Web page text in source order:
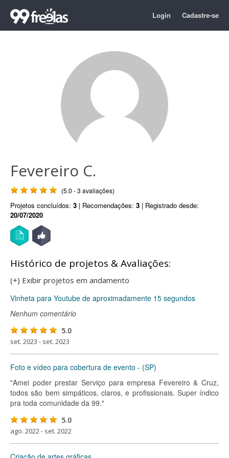
Login Cadastre-se
Fevereiro C.
(5.0 - 3 avaliações)
Projetos concluídos: 3 | Recomendações: 3 | Registrado desde:
20/07/2020
Histórico de projetos & Avaliações:
(+) Exibir projetos em andamento
Vinheta para Youtube de aproximadamente 15 segundos
Nenhum comentário
5.0
set. 2023 - set. 2023
Foto e vídeo para cobertura de evento - (SP)
"Amei poder prestar Serviço para empresa Fevereiro & Cruz,
todos são bem simpáticos, claros, e profissionais. Super índico
pra toda comunidade da 99."
5.0
ago. 2022 - set. 2022